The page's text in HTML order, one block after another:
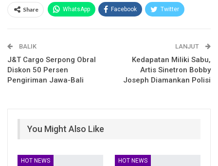
Share WhatsApp Facebook Twitter
Telegram
BALIK
J&T Cargo Serpong Obral
Diskon 50 Persen
Pengiriman Jawa-Bali
LANJUT
Kedapatan Miliki Sabu,
Artis Sinetron Bobby
Joseph Diamankan Polisi
You Might Also Like
HOT NEWS HOT NEWS